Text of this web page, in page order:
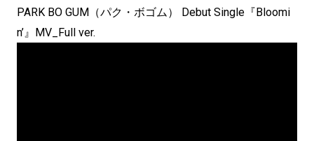
PARK BO GUM（パク・ボゴム） Debut Single『Bloomi
n’』MV_Full ver.